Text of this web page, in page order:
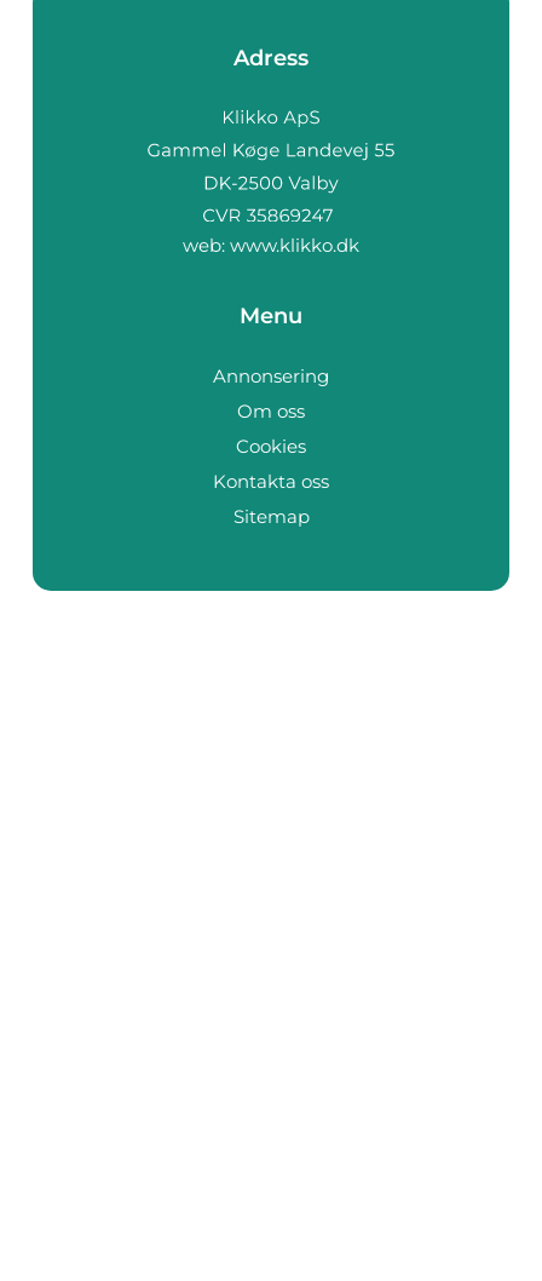
Adress
web: www.klikko.dk
Menu
Annonsering
Om oss
Cookies
Kontakta oss
Sitemap